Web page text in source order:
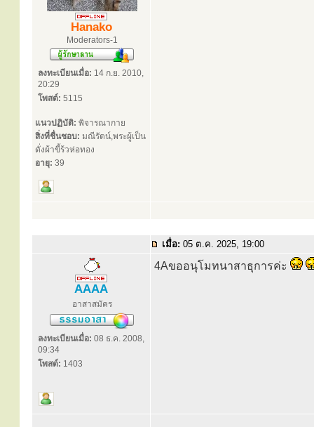
Hanako
Moderators-1
ลงทะเบียนเมื่อ: 14 ก.ย. 2010,
20:29
โพสต์: 5115
แนวปฏิบัติ: พิจารณากาย
สิ่งที่ชื่นชอบ: มณีรัตน์,พระผู้เป็น
ดั่งผ้าขี้ร้วห่อทอง
อายุ: 39
เมื่อ: 05 ต.ค. 2025, 19:00
AAAA
อาสาสมัคร
ลงทะเบียนเมื่อ: 08 ธ.ค. 2008,
09:34
โพสต์: 1403
4Aขออนุโมทนาสาธุการค่ะ